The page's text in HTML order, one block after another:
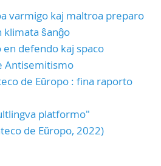
varmigo kaj maltroa preparo
klimata ŝanĝo
en defendo kaj spaco
Antisemitismo
de Eŭropo : fina raporto
platformo"
de Eŭropo, 2022)